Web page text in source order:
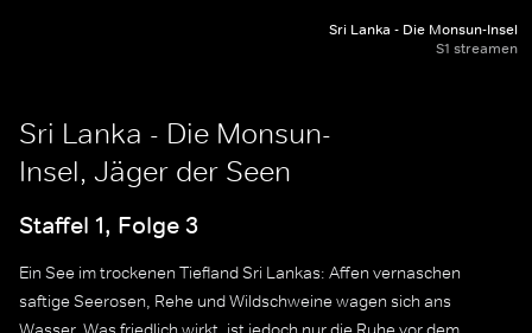
Sri Lanka - Die Monsun-Insel
S1 streamen
Sri Lanka - Die Monsun-
Insel, Jäger der Seen
Staffel 1, Folge 3
Ein See im trockenen Tiefland Sri Lankas: Affen vernaschen
saftige Seerosen, Rehe und Wildschweine wagen sich ans